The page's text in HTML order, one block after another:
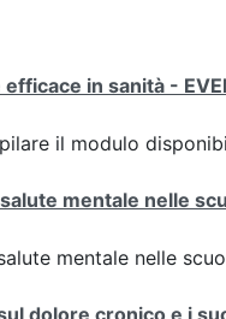
in sanità -
il modulo
mentale nelle
mentale nelle
dolore cronico e i